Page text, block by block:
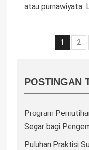
atau purnawiyata.
1 2
POSTINGAN
Program
Segar bagi
Puluhan Praktisi